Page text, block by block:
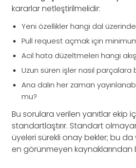
kararlar netleştirilmelidir:
Yeni özellikler hangi dal
Pull request açmak için
Acil hata düzeltmeleri hangi
Uzun süren işler nasıl parçalara
Ana dalın her zaman
mu?
Bu sorulara verilen yanıtlar ekip
standartlaştırır. Standart
üyeleri sürekli onay bekler; bu da
en görünmeyen kaynaklarından